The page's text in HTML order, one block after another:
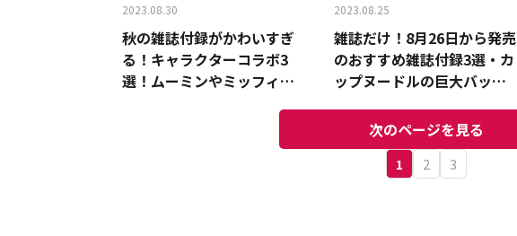
2023.08.30
秋の雑誌付録がかわいすぎ
る！キャラクターコラボ3
選！ムーミンやミッフィー
2023.08.25
雑誌だけ！8月26日から発売
のおすすめ雑誌付録3選・カ
ップヌードルの巨大バッグ
次のページを見る
1 2 3